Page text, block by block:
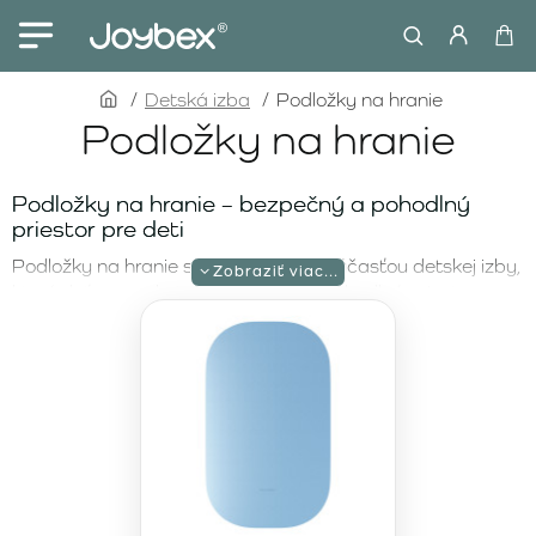
Podložky na hranie
homeDetská izba Podložky na hranie
Podložky na hranie – bezpečný a pohodlný
priestor pre deti
Podložky na hranie sú nevyhnutnou súčasťou detskej izby,
ktoré deťom poskytujú bezpečný a pohodlný priestor na
hranie. V našej ponuke nájdete kvalitné podložky, ktoré sú
nielen funkčné, ale aj štýlové. Podložky na hranie zaručujú,
že deti sa môžu bezstarostne hrať na mäkkom a
Podložka na hranie s taškou – praktická a